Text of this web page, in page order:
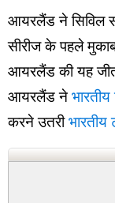
आयरलैंड ने सिविल
सीरीज के पहले
आयरलैंड की यह जीत
आयरलैंड ने भारतीय
करने उतरीभारतीय